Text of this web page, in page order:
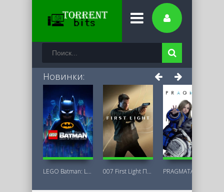
Новинки:
LEGO Batman: Legacy of the Dark Knight 007 First Light Последняя Версия